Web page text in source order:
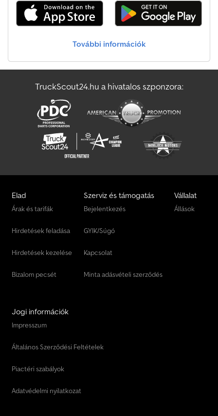
Egyéb Ztalajlazító Gép
Egyéb Álló Keverőberendezés
Egyéb Építkezési Gép Utánfutó
Könnyu Szállító
Szabván Felépítmény
További információk
TruckScout24.hu a hivatalos szponzora:
Elad
Árak és tarifák
Hirdetések feladása
Hirdetések kezelése
Bizalom pecsét
Szerviz és támogatás
Bejelentkezés
GYIK/Súgó
Kapcsolat
Minta adásvételi szerződés
Vállalat
Állások
Jogi információk
Impresszum
Általános Szerződési Feltételek
Piactéri szabályok
Adatvédelmi nyilatkozat